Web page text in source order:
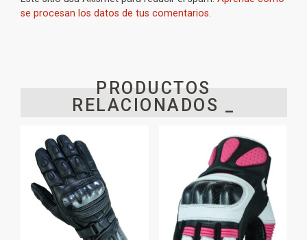
se procesan los datos de tus comentarios.
PRODUCTOS
RELACIONADOS _